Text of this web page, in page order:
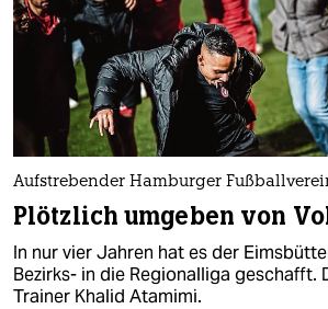
Aufstrebender Hamburger
Plötzlich umgeben von
In nur vier Jahren hat es der
Bezirks- in die Regionalliga geschafft.
Trainer Khalid Atamimi.